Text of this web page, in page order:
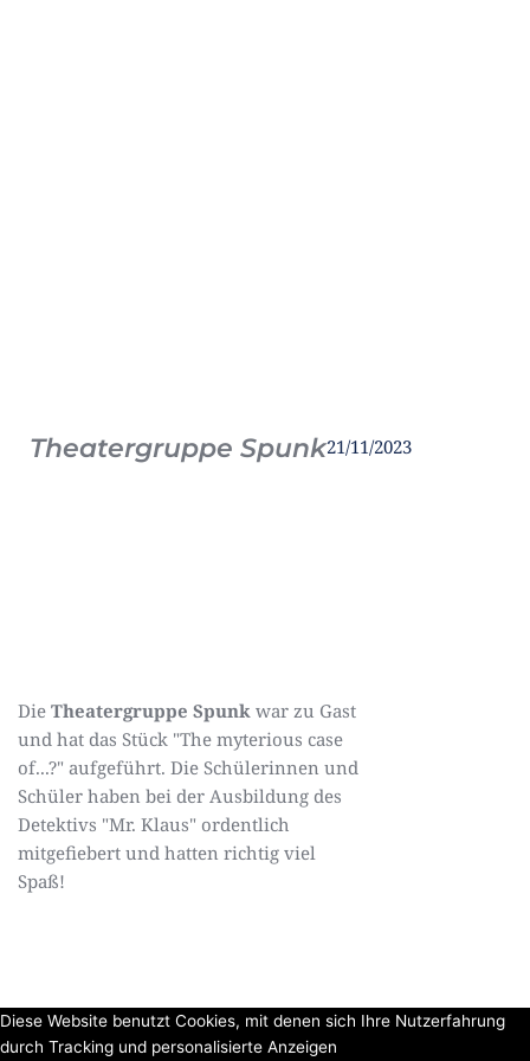
Theatergruppe Spunk21/11/2023
Die Theatergruppe Spunk war zu Gast
und hat das Stück "The myterious case
of...?" aufgeführt. Die Schülerinnen und
Schüler haben bei der Ausbildung des
Detektivs "Mr. Klaus" ordentlich
mitgefiebert und hatten richtig viel
Spaß!
Diese Website benutzt Cookies, mit denen sich Ihre Nutzerfahrung
durch Tracking und personalisierte Anzeigen